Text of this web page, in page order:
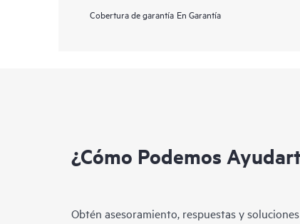
Cobertura de garantía En Garantía
¿Cómo Podemos
Obtén asesoramiento, respuestas y